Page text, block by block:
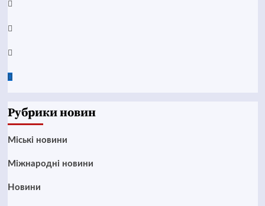
Telegram
Instagram
Twitter
Google
Рубрики новин
Mіські новини
Міжнародні новини
Новини